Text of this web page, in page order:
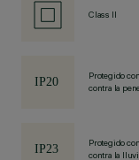
Class II
Protegido
contra la
Protegido
contra la